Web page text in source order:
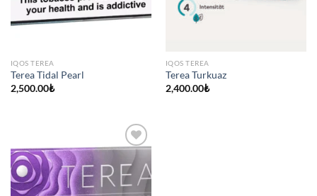
IQOS TEREA
Terea Tidal Pearl
2,500.00₺
IQOS TEREA
Terea Turkuaz
2,400.00₺